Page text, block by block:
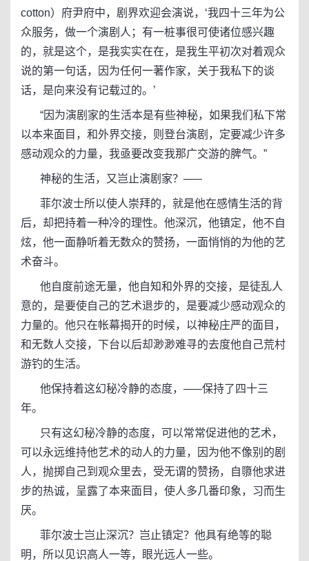
cotton）府尹府中，剧界欢迎会演说，‘我四十三年为公
众服务，做一个演剧人；有一桩事很可使诸位感兴趣
的，就是这个，是我实实在在，是我生平初次对着观众
说的第一句话，因为任何一著作家，关于我私下的谈
话，是向来没有记载过的。’
“因为演剧家的生活本是有些神秘，如果我们私下常
以本来面目，和外界交接，则登台演剧，定要减少许多
感动观众的力量，我亟要改变我那广交游的脾气。”
神秘的生活，又岂止演剧家？─—
菲尔波士所以使人崇拜的，就是他在感情生活的背
后，却把持着一种冷的理性。他深沉，他镇定，他不自
炫，他一面静听着无数众的赞扬，一面悄悄的为他的艺
术奋斗。
他自度前途无量，他自知和外界的交接，是徒乱人
意的，是要使自己的艺术退步的，是要减少感动观众的
力量的。他只在帐幕揭开的时候，以神秘庄严的面目，
和无数人交接，下台以后却渺渺难寻的去度他自己荒村
游钓的生活。
他保持着这幻秘冷静的态度，─—保持了四十三
年。
只有这幻秘冷静的态度，可以常常促进他的艺术，
可以永远维持他艺术的动人的力量，因为他不像别的剧
人，抛掷自己到观众里去，受无谓的赞扬，自隳他求进
步的热诚，呈露了本来面目，使人多几番印象，习而生
厌。
菲尔波士岂止深沉？岂止镇定？他具有绝等的聪
明，所以见识高人一等，眼光远人一些。